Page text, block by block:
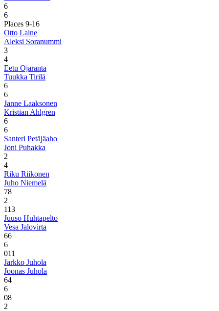
6
6
Places 9-16
Otto Laine
Aleksi Soranummi
3
4
Eetu Ojaranta
Tuukka Tirilä
6
6
Janne Laaksonen
Kristian Ahlgren
6
6
Santeri Petäjäaho
Joni Puhakka
2
4
Riku Riikonen
Juho Niemelä
78
2
113
Juuso Huhtapelto
Vesa Jalovirta
66
6
011
Jarkko Juhola
Joonas Juhola
64
6
08
2